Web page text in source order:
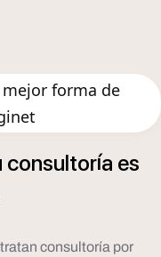
forma de
consultoría es
consultoría por